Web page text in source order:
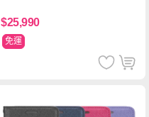
$25,990
免運